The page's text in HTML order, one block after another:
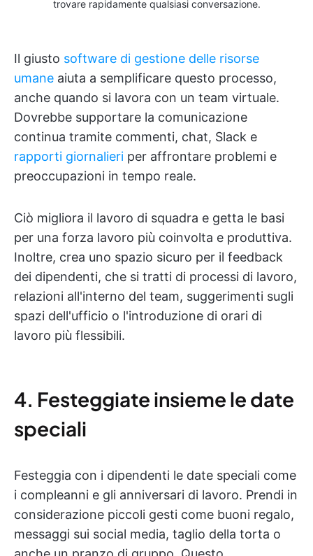
trovare rapidamente qualsiasi conversazione.
Il giusto software di gestione delle risorse
umane aiuta a semplificare questo processo,
anche quando si lavora con un team virtuale.
Dovrebbe supportare la comunicazione
continua tramite commenti, chat, Slack e
rapporti giornalieri per affrontare problemi e
preoccupazioni in tempo reale.
Ciò migliora il lavoro di squadra e getta le basi
per una forza lavoro più coinvolta e produttiva.
Inoltre, crea uno spazio sicuro per il feedback
dei dipendenti, che si tratti di processi di lavoro,
relazioni all'interno del team, suggerimenti sugli
spazi dell'ufficio o l'introduzione di orari di
lavoro più flessibili.
4. Festeggiate insieme le date
speciali
Festeggia con i dipendenti le date speciali come
i compleanni e gli anniversari di lavoro. Prendi in
considerazione piccoli gesti come buoni regalo,
messaggi sui social media, taglio della torta o